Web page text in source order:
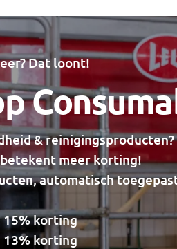
Dat loont!
&
meer korting!
, automatisch
15% korting
13% korting